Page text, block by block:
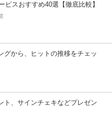
ビスおすすめ40選【徹底比較】
グから、ヒットの推移をチェッ
ト、サインチェキなどプレゼン